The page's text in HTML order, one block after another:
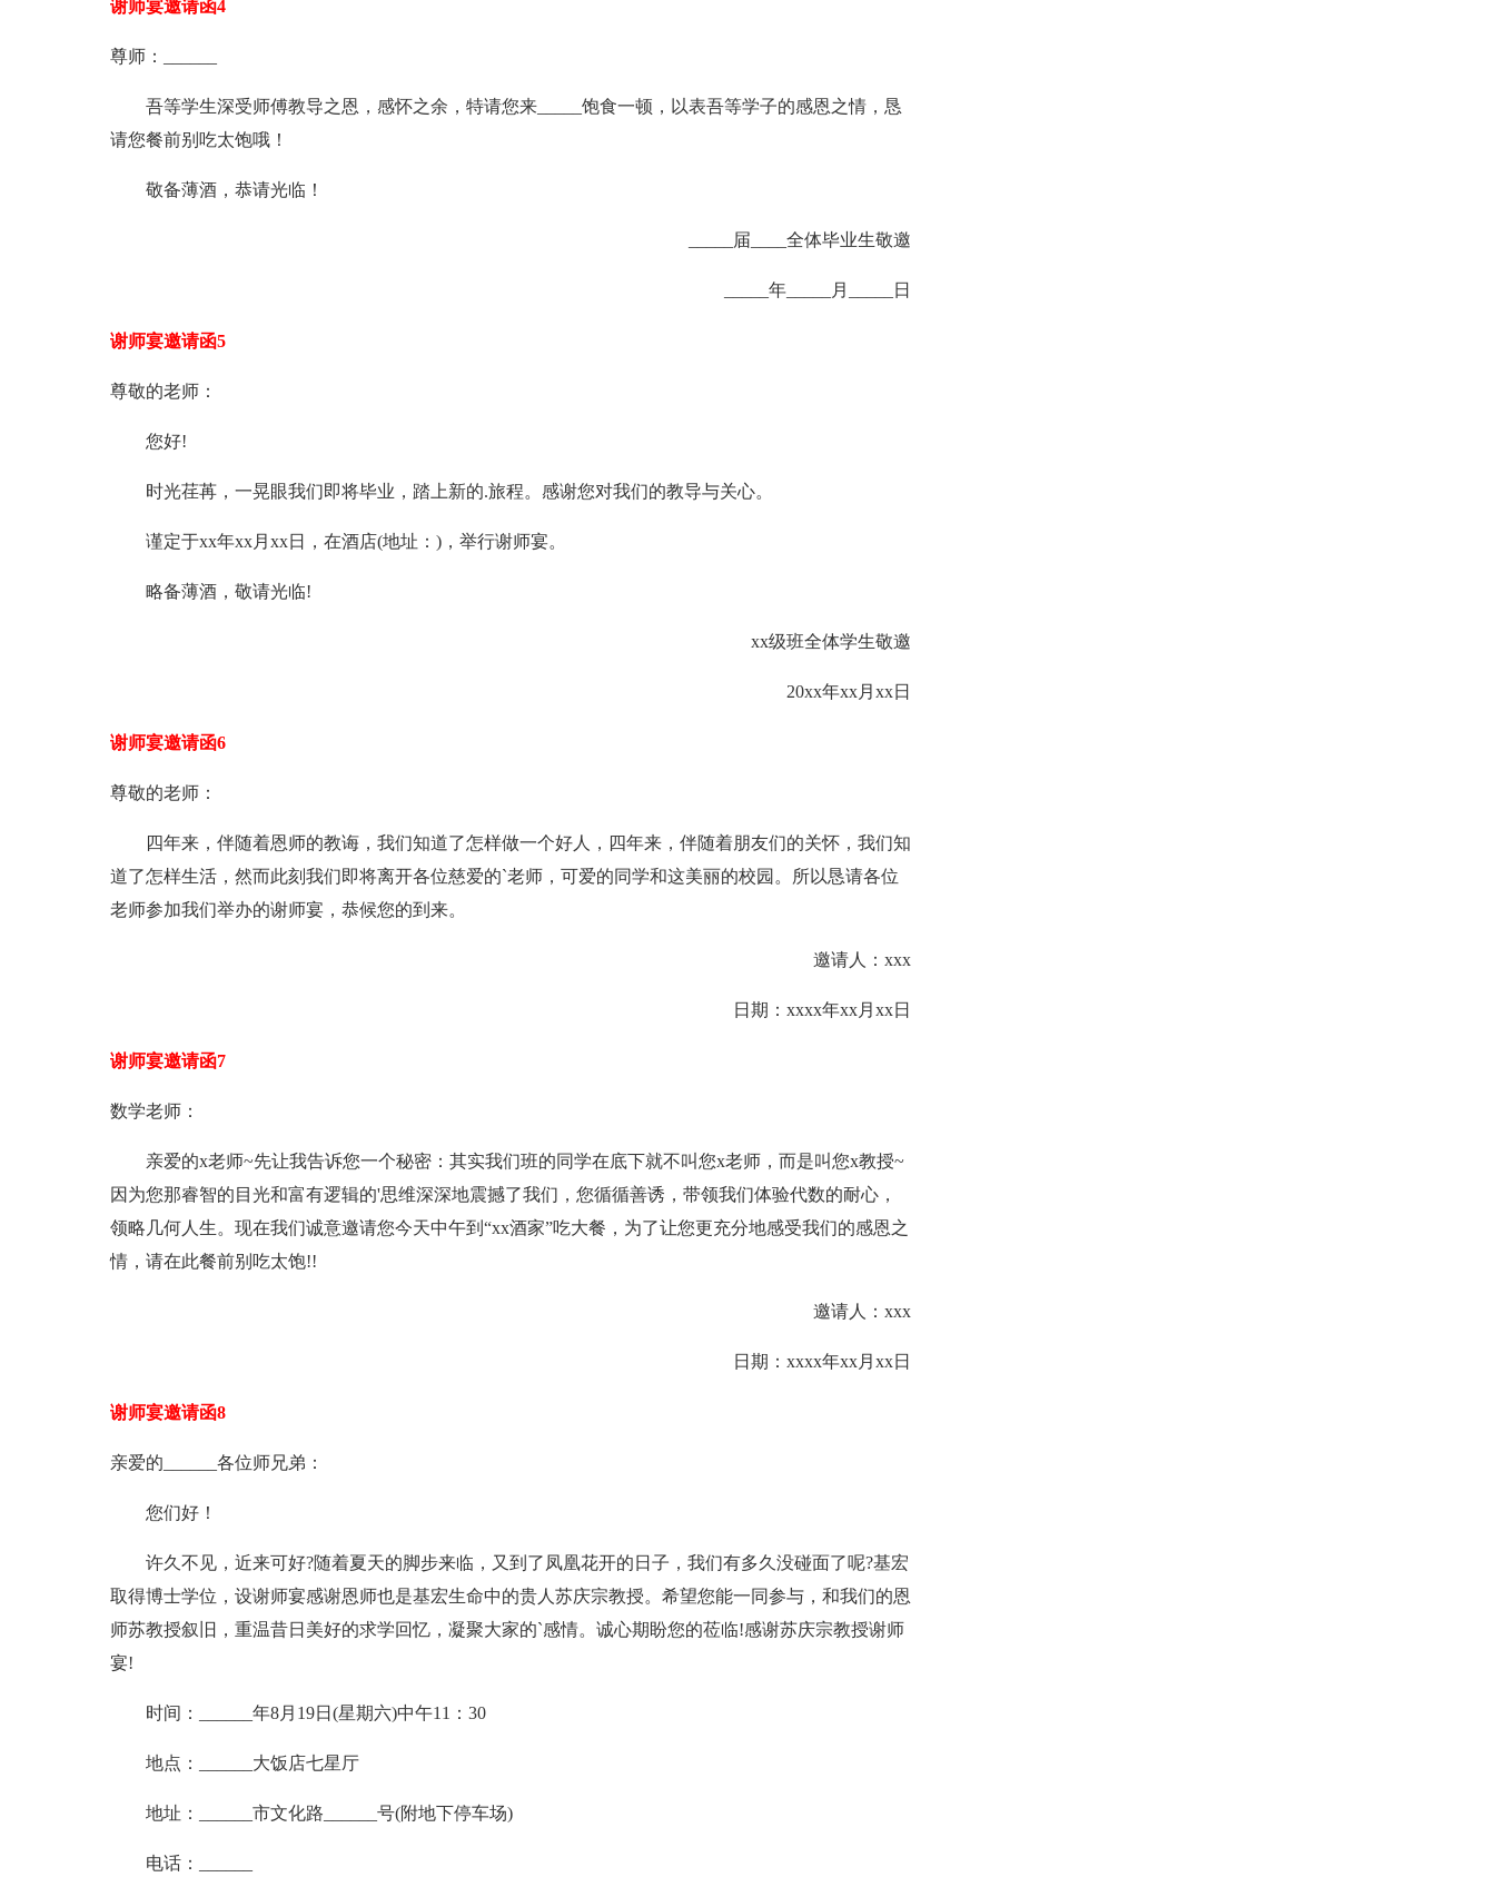
谢师宴邀请函4
尊师：______
吾等学生深受师傅教导之恩，感怀之余，特请您来_____饱食一顿，以表吾等学子的感恩之情，恳
请您餐前别吃太饱哦！
敬备薄酒，恭请光临！
_____届____全体毕业生敬邀
_____年_____月_____日
谢师宴邀请函5
尊敬的老师：
您好!
时光荏苒，一晃眼我们即将毕业，踏上新的.旅程。感谢您对我们的教导与关心。
谨定于xx年xx月xx日，在酒店(地址：)，举行谢师宴。
略备薄酒，敬请光临!
xx级班全体学生敬邀
20xx年xx月xx日
谢师宴邀请函6
尊敬的老师：
四年来，伴随着恩师的教诲，我们知道了怎样做一个好人，四年来，伴随着朋友们的关怀，我们知
道了怎样生活，然而此刻我们即将离开各位慈爱的`老师，可爱的同学和这美丽的校园。所以恳请各位
老师参加我们举办的谢师宴，恭候您的到来。
邀请人：xxx
日期：xxxx年xx月xx日
谢师宴邀请函7
数学老师：
亲爱的x老师~先让我告诉您一个秘密：其实我们班的同学在底下就不叫您x老师，而是叫您x教授~
因为您那睿智的目光和富有逻辑的'思维深深地震撼了我们，您循循善诱，带领我们体验代数的耐心，
领略几何人生。现在我们诚意邀请您今天中午到“xx酒家”吃大餐，为了让您更充分地感受我们的感恩之
情，请在此餐前别吃太饱!!
邀请人：xxx
日期：xxxx年xx月xx日
谢师宴邀请函8
亲爱的______各位师兄弟：
您们好！
许久不见， 近来可好?随着夏天的脚步来临，又到了凤凰花开的日子，我们有多久没碰面了呢?基宏
取得博士学位，设谢师宴感谢恩师也是基宏生命中的贵人苏庆宗教授。希望您能一同参与，和我们的恩
师苏教授叙旧，重温昔日美好的求学回忆，凝聚大家的`感情。诚心期盼您的莅临!感谢苏庆宗教授谢师
宴!
时间：______年8月19日(星期六)中午11：30
地点：______大饭店七星厅
地址：______市文化路______号(附地下停车场)
电话：______